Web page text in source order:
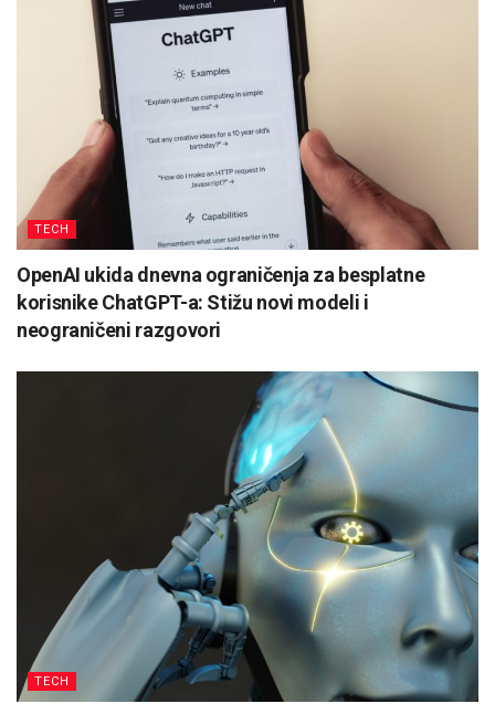
TECH
OpenAI ukida dnevna ograničenja za besplatne
korisnike ChatGPT-a: Stižu novi modeli i
neograničeni razgovori
TECH